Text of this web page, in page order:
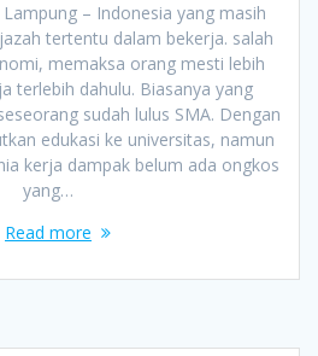
– Indonesia yang masih
tertentu dalam bekerja. salah
memaksa orang mesti lebih
terlebih dahulu. Biasanya yang
sudah lulus SMA. Dengan
edukasi ke universitas, namun
kerja dampak belum ada ongkos
yang…
Read more